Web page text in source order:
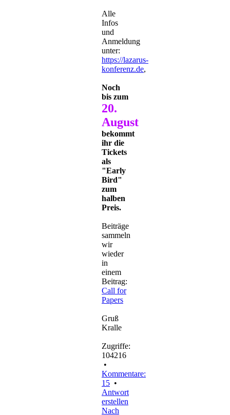
Alle
Infos
und
Anmeldung
unter:
https://lazarus-
konferenz.de,
Noch
bis zum
20.
August
bekommt
ihr die
Tickets
als
"Early
Bird"
zum
halben
Preis.
Beiträge
sammeln
wir
wieder
in
einem
Beitrag:
Call for
Papers
Gruß
Kralle
Zugriffe:
104216
•
Kommentare:
15 •
Antwort
erstellen
Nach